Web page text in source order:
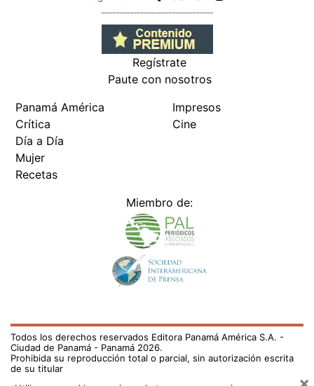
Regístrate
Paute con nosotros
Panamá América
Crítica
Día a Día
Mujer
Recetas
Impresos
Cine
Miembro de:
Todos los derechos reservados Editora Panamá América S.A. -
Ciudad de Panamá - Panamá 2026.
Prohibida su reproducción total o parcial, sin autorización escrita
de su titular